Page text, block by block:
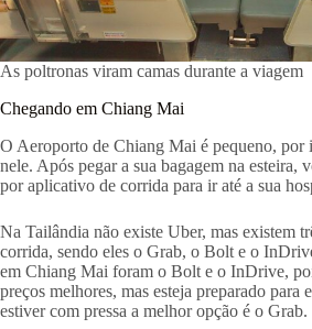
As poltronas viram camas durante a viagem
Chegando em Chiang Mai
O Aeroporto de Chiang Mai é pequeno, por
nele. Após pegar a sua bagagem na esteira,
por aplicativo de corrida para ir até a sua
Na Tailândia não existe Uber, mas existem
corrida, sendo eles o Grab, o Bolt e o
em Chiang Mai foram o Bolt e o InDrive,
preços melhores, mas esteja preparado para
estiver com pressa a melhor opção é o Grab.